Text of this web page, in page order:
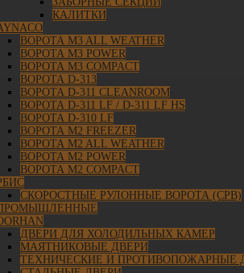
КАЛИТКИ
ВОРОТА M3 ALL WEATHER
ВОРОТА M3 POWER
ВОРОТА M3 COMPACT
ВОРОТА D-313
ВОРОТА D-311 CLEANROOM
ВОРОТА D-311 LF / D-311 LF HS
ВОРОТА D-310 LF
ВОРОТА M2 FREEZER
ВОРОТА M2 ALL WEATHER
ВОРОТА M2 POWER
ВОРОТА M2 COMPACT
СКОРОСТНЫЕ РУЛОННЫЕ ВОРОТА (СРВ)
ДВЕРИ ДЛЯ ХОЛОДИЛЬНЫХ КАМЕР
МАЯТНИКОВЫЕ ДВЕРИ
ТЕХНИЧЕСКИЕ И ПРОТИВОПОЖАРНЫЕ